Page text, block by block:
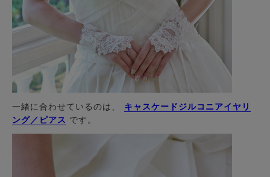
一緒に合わせているのは、
キャスケードジルコニアイヤリ
ング／ピアス です。